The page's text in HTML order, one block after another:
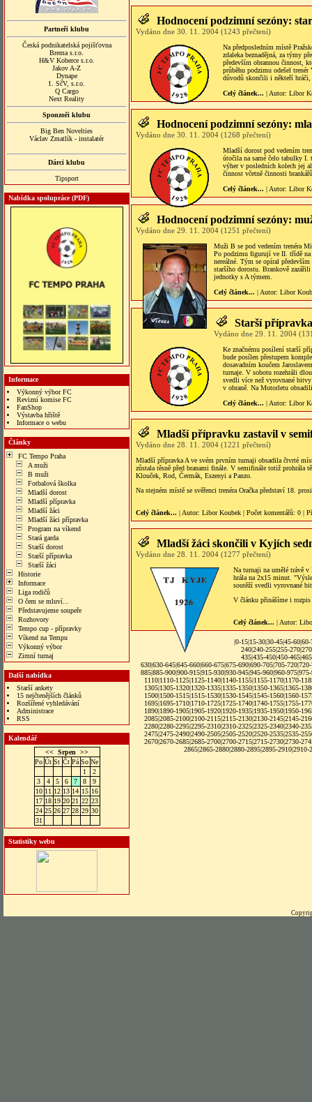
Partneři klubu
Česká podnikatelská pojišťovna
Brema s.r.o.
H&V Koberce s.r.o.
Jakov A-Z
Dynape
1. SčV, s.r.o.
Q Cargo
Next Reality
Sponzoři klubu
Big Ben Novelties
Václav Zmatlík - instalatér
Dárci klubu
Tipsport
Nabídka spolupráce (PDF)
Informace
Výkonný výbor FC
Revizní komise FC
FanShop
Výstavba hřiště
Informace o webu
Články
FC Tempo Praha
A muži
B muži
Fotbalová školka
Mladší dorost
Mladší přípravka
Mladší žáci
Mladší žáci přípravka
Program na víkend
Stará garda
Starší dorost
Starší přípravka
Starší žáci
Historie
Informace
Liga rodičů
O čem se mluví...
Představujeme soupeře
Rozhovory
Tempo cup - přípravky
Víkend na Tempu
Výkonný výbor
Zimní turnaj
Další nabídka
Starší ankety
15 nejčtenějších článků
Rozšířené vyhledávání
Administrace
RSS
Kalendář
<< Srpen
>>
Po Út St Čt Pá So Ne
1
2
3
4 5 6 7 8
9
10 11 12 13 14 15 16
17 18 19 20 21 22 23
24 25 26 27 28 29 30
31
Statistiky webu
Hodnocení podzimní sezóny:
Vydáno dne 30. 11. 2004 (1243 přečtení)
Na předposledním místě
zdaleka beznadějná, za týmy
především obrannou činnost,
průběhu podzimu odešel
důvodů skončili i někteří
Celý článek... | Autor: Libor
Hodnocení podzimní sezóny:
Vydáno dne 30. 11. 2004 (1268 přečtení)
Mladší dorost pod vedením
útočila na samé čelo tabulky I.
výher v posledních kolech jej
činnost včetně činnosti
Celý článek... | Autor: Libor
Hodnocení podzimní sezóny:
Vydáno dne 29. 11. 2004 (1251 přečtení)
Muži B se pod vedením trenéra
Po podzimu figurují ve II. třídě na
nereálné. Tým se opíral
staršího dorostu. Brankově
jednotky s A týmem.
Celý článek... | Autor: Libor
Starší
Vydáno dne 29. 11. 2004
Ke značnému posílení starší
bude posílen přestupem
dosavadním koučem
turnaje. V sobotu rozehráli
svedli více než vyrovnané
v obraně. Na Motorletu
Celý článek... | Autor: Libor
Mladší přípravku zastavil v
Vydáno dne 28. 11. 2004 (1221 přečtení)
Mladší přípravka A ve svém prvním turnaji obsadila čtvrté
zůstala těsně před branami finále. V semifinále totiž prohrála
Klouček, Rod, Čermák, Eszenyi a Panzo.
Na stejném místě se svěřenci trenéra Oračka představí 18.
Celý článek... | Autor: Libor Koubek | Počet komentářů: 0 |
Mladší žáci skončili v Kyjích
Vydáno dne 28. 11. 2004 (1277 přečtení)
Na turnaji na umělé trávě
hrála na 2x15 minut.
soutěží svedli vyrovnané
V článku přinášíme i
Celý článek... | Autor:
|0-15|15-30|30-45|45-60|60-
240|240-255|255-270|
435|435-450|450-465|
630|630-645|645-660|660-675|675-690|690-705|705-720|
885|885-900|900-915|915-930|930-945|945-960|960-975|
1110|1110-1125|1125-1140|1140-1155|1155-1170|1170-
1305|1305-1320|1320-1335|1335-1350|1350-1365|1365-
1500|1500-1515|1515-1530|1530-1545|1545-1560|1560-
1695|1695-1710|1710-1725|1725-1740|1740-1755|1755-
1890|1890-1905|1905-1920|1920-1935|1935-1950|1950-
2085|2085-2100|2100-2115|2115-2130|2130-2145|2145-
2280|2280-2295|2295-2310|2310-2325|2325-2340|2340-
2475|2475-2490|2490-2505|2505-2520|2520-2535|2535-
2670|2670-2685|2685-2700|2700-2715|2715-2730|2730-
2865|2865-2880|2880-2895|2895-2910|2910-